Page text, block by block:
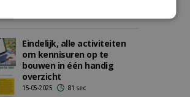
Eindelijk, alle activiteiten
om kennisuren op te
bouwen in één handig
overzicht
15-05-2025 81 sec